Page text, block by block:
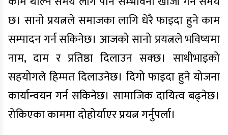
छ। सानो प्रयत्नले समाजका लागि धेरै फाइदा हुने काम
सम्पादन गर्न सकिनेछ। आजको सानो प्रयत्नले भविष्यमा
नाम, दाम र प्रतिष्ठा दिलाउन सक्छ। साथीभाइको
सहयोगले हिम्मत दिलाउनेछ। दिगो फाइदा हुने योजना
कार्यान्वयन गर्न सकिनेछ। सामाजिक दायित्व बढ्नेछ।
रोकिएका काममा दोहोर्याएर प्रयत्न गर्नुपर्ला।